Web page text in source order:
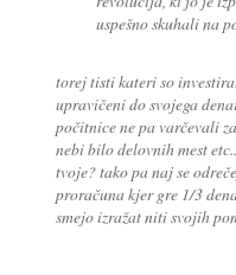
uspešno skuhali na
torej tisti kateri so
upravičeni do svojega
počitnice ne pa varčevali
nebi bilo delovnih mest
tvoje? tako pa naj se
proračuna kjer gre 1/3
smejo izražat niti svojih